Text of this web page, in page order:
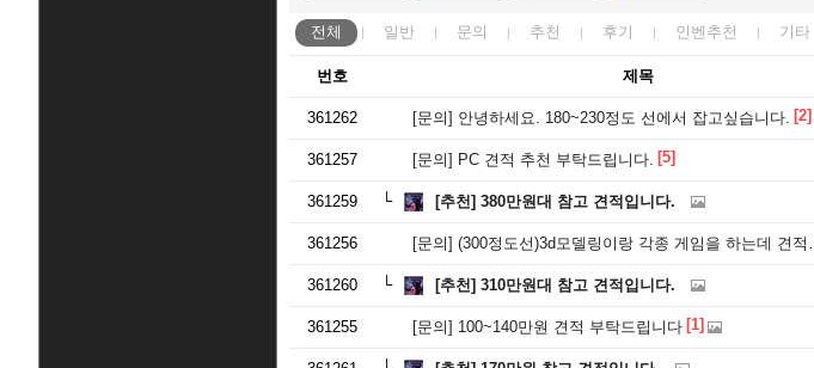
전체 일반 문의 추천 후기 인벤추천 기타
번호 제목
361262 [문의] 안녕하세요. 180~230정도 선에서 잡고싶습니다. [2]
361257 [문의] PC 견적 추천 부탁드립니다. [5]
361259 [추천] 380만원대 참고 견적입니다.
361256 [문의] (300정도선)3d모델링이랑 각종 게임을 하는데 견적부탁드립니다!300정도선
361260 [추천] 310만원대 참고 견적입니다.
361255 [문의] 100~140만원 견적 부탁드립니다 [1]